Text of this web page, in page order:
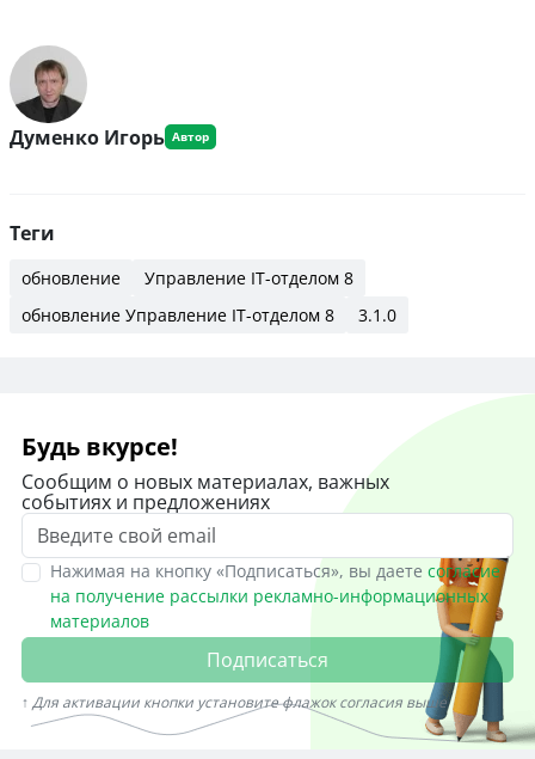
Думенко Игорь
Теги
обновление
Управление IT-отделом 8
обновление Управление IT-отделом 8
3.1.0
Будь вкурсе!
Сообщим о новых материалах, важных
событиях и предложениях
Нажимая на кнопку «Подписаться», вы даете согласие
на получение рассылки рекламно-информационных
материалов
Подписаться
↑ Для активации кнопки установите флажок согласия выше